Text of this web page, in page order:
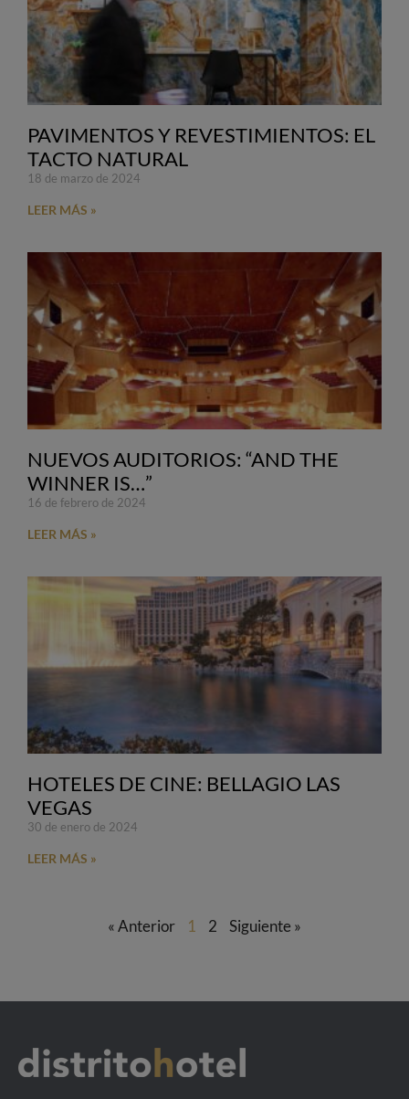
PAVIMENTOS Y REVESTIMIENTOS: EL
TACTO NATURAL
18 de marzo de 2024
LEER MÁS »
NUEVOS AUDITORIOS: “AND THE
WINNER IS…”
16 de febrero de 2024
LEER MÁS »
HOTELES DE CINE: BELLAGIO LAS
VEGAS
30 de enero de 2024
LEER MÁS »
« Anterior 1 2 Siguiente »